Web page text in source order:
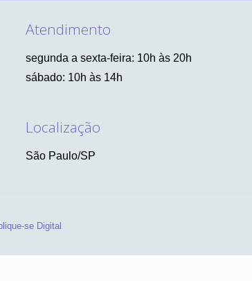
Atendimento
segunda a sexta-feira: 10h às 20h
sábado: 10h às 14h
Localização
São Paulo/SP
se Digital